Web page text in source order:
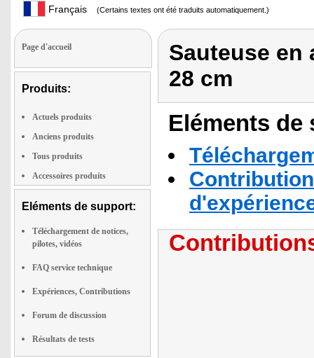
Français (Certains textes ont été traduits automatiquement.)
Page d'accueil
Produits:
Actuels produits
Anciens produits
Tous produits
Accessoires produits
Eléments de support:
Téléchargement de notices,
pilotes, vidéos
FAQ service technique
Expériences, Contributions
Forum de discussion
Résultats de tests
Sauteuse en
28 cm
Eléments